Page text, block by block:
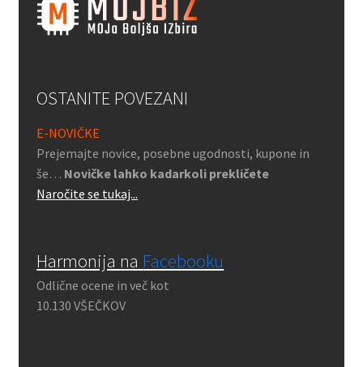
OSTANITE POVEZANI
E-NOVIČKE
Prejemajte novice, posebne ugodnosti, kupone in
še… Novičke lahko kadarkoli prekličete
Naročite se tukaj...
Harmonija na Facebooku
Odlične ocene in več kot
10.130 VŠEČKOV